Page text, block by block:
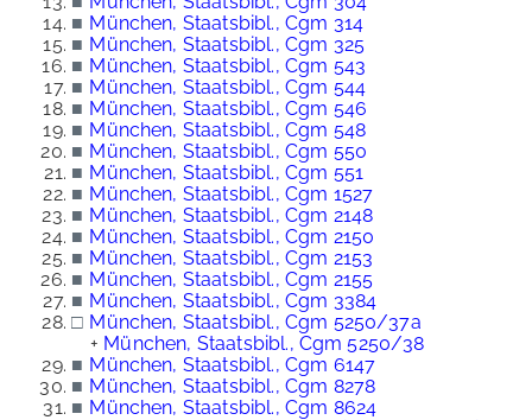
■ München, Staatsbibl., Cgm 314
■ München, Staatsbibl., Cgm 325
■ München, Staatsbibl., Cgm 543
■ München, Staatsbibl., Cgm 544
■ München, Staatsbibl., Cgm 546
■ München, Staatsbibl., Cgm 548
■ München, Staatsbibl., Cgm 550
■ München, Staatsbibl., Cgm 551
■ München, Staatsbibl., Cgm 1527
■ München, Staatsbibl., Cgm 2148
■ München, Staatsbibl., Cgm 2150
■ München, Staatsbibl., Cgm 2153
■ München, Staatsbibl., Cgm 2155
■ München, Staatsbibl., Cgm 3384
□ München, Staatsbibl., Cgm 5250/37a
+ München, Staatsbibl., Cgm 5250/38
■ München, Staatsbibl., Cgm 6147
■ München, Staatsbibl., Cgm 8278
■ München, Staatsbibl., Cgm 8624